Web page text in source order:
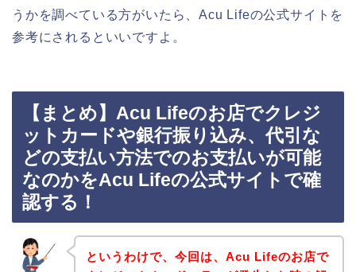
うかを調べている方がいたら、Acu Lifeの公式サイトを
参考にされるといいですよ。
【まとめ】Acu Lifeのお店でクレジ
ットカードや銀行振り込み、代引な
どの支払い方法でのお支払いが可能
なのかをAcu Lifeの公式サイトで確
認する！
というわけで、今回は、Acu Lifeのお店で